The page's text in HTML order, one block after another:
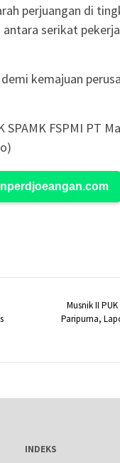
perjuangan di
serikat
kemajuan
SPAMK FSPMI PT
Musnik II
Paripurna,
INDEKS